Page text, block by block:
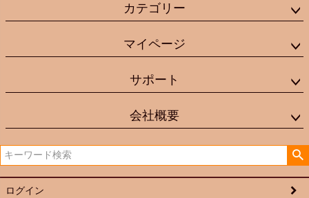
カテゴリー
マイページ
サポート
会社概要
ログイン